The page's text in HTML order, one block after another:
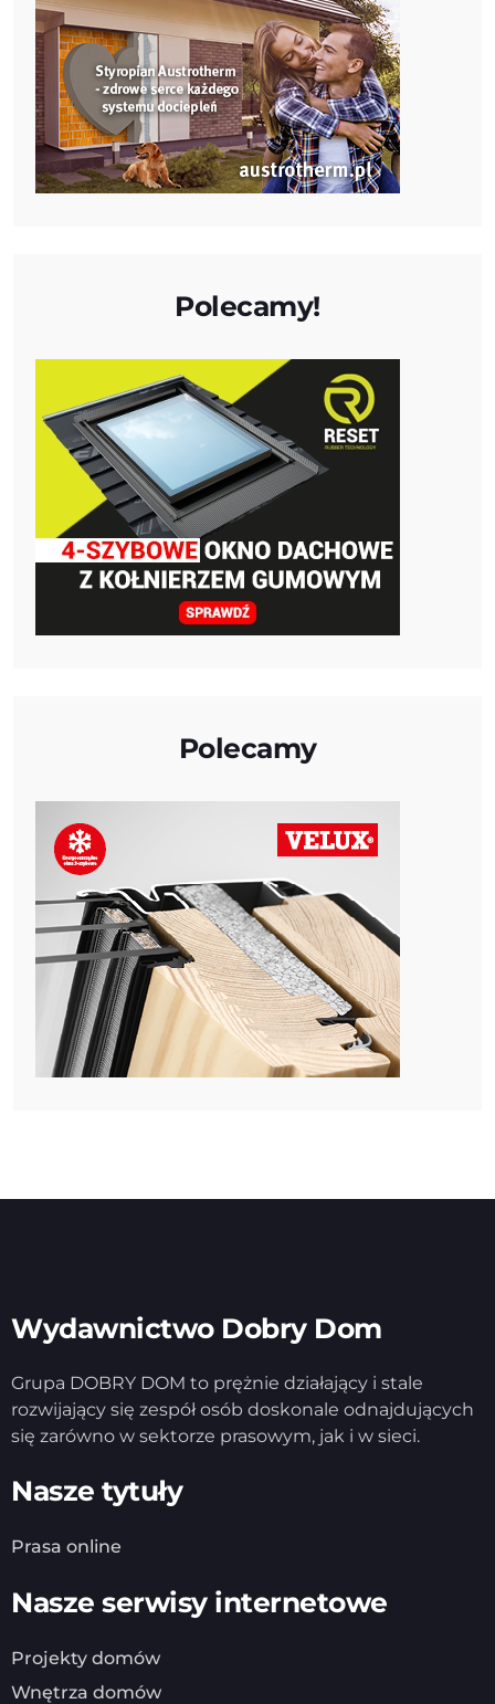
Polecamy!
Polecamy
Wydawnictwo Dobry Dom
Grupa DOBRY DOM to prężnie działający i stale
rozwijający się zespół osób doskonale odnajdujących
się zarówno w sektorze prasowym, jak i w sieci.
Nasze tytuły
Prasa online
Nasze serwisy internetowe
Projekty domów
Wnętrza domów